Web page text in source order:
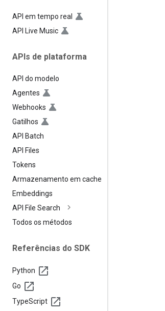
API em tempo real
API Live Music
APIs de plataforma
API do modelo
Agentes
Webhooks
Gatilhos
API Batch
API Files
Tokens
Armazenamento em cache
Embeddings
API File Search
Todos os métodos
Referências do SDK
Python
Go
TypeScript